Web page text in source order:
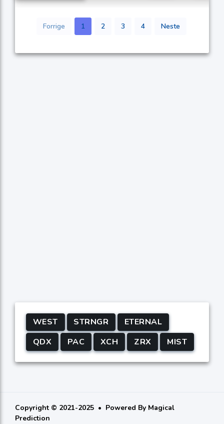
Forrige 1 2 3 4 Neste
WEST STRNGR
ETERNAL
QDX
PAC XCH ZRX MIST
Copyright © 2021-2025 Powered By Magical
Prediction